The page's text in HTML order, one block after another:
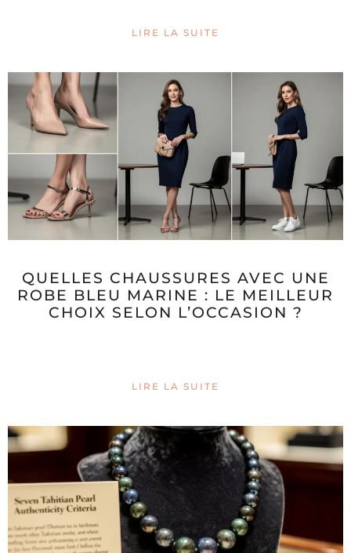
LIRE LA SUITE
QUELLES CHAUSSURES AVEC UNE
ROBE BLEU MARINE : LE MEILLEUR
CHOIX SELON L’OCCASION ?
LIRE LA SUITE